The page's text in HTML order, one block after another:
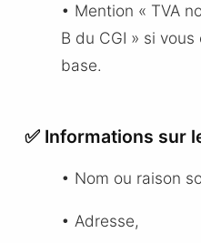
• Mention « TVA
B du CGI » si
base.
✅ Informations sur
• Nom ou raison
• Adresse,